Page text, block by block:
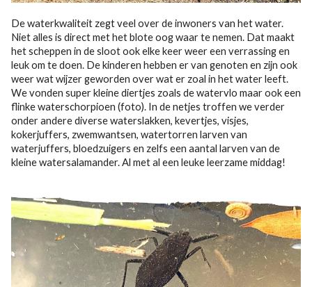
De waterkwaliteit zegt veel over de inwoners van het water.
Niet alles is direct met het blote oog waar te nemen. Dat maakt
het scheppen in de sloot ook elke keer weer een verrassing en
leuk om te doen. De kinderen hebben er van genoten en zijn ook
weer wat wijzer geworden over wat er zoal in het water leeft.
We vonden super kleine diertjes zoals de watervlo maar ook een
flinke waterschorpioen (foto). In de netjes troffen we verder
onder andere diverse waterslakken, kevertjes, visjes,
kokerjuffers, zwemwantsen, watertorren larven van
waterjuffers, bloedzuigers en zelfs een aantal larven van de
kleine watersalamander. Al met al een leuke leerzame middag!